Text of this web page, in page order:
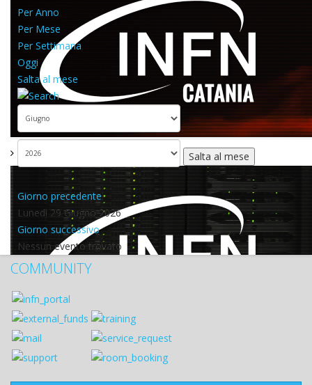
Per Anno
Per Mese
Per Settimana
Oggi
Salta al mese
Salta al mese
Giorno precedente
Lunedì 29 Giugno 2026
Giorno successivo
Nessun evento trovato
COMMUNITY